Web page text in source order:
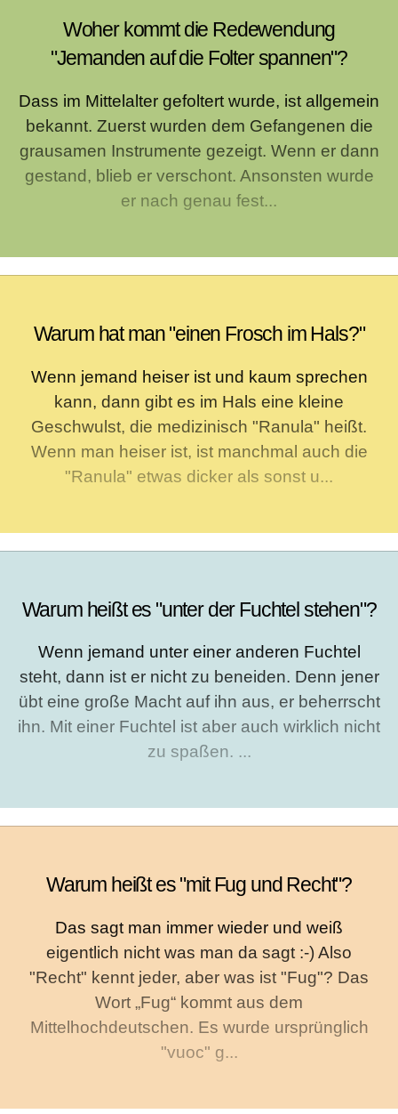
Woher kommt die Redewendung
"Jemanden auf die Folter spannen"?
Dass im Mittelalter gefoltert wurde, ist allgemein
bekannt. Zuerst wurden dem Gefangenen die
grausamen Instrumente gezeigt. Wenn er dann
gestand, blieb er verschont. Ansonsten wurde
er nach genau fest...
Warum hat man "einen Frosch im Hals?"
Wenn jemand heiser ist und kaum sprechen
kann, dann gibt es im Hals eine kleine
Geschwulst, die medizinisch "Ranula" heißt.
Wenn man heiser ist, ist manchmal auch die
"Ranula" etwas dicker als sonst u...
Warum heißt es "unter der Fuchtel stehen"?
Wenn jemand unter einer anderen Fuchtel
steht, dann ist er nicht zu beneiden. Denn jener
übt eine große Macht auf ihn aus, er beherrscht
ihn. Mit einer Fuchtel ist aber auch wirklich nicht
zu spaßen. ...
Warum heißt es "mit Fug und Recht"?
Das sagt man immer wieder und weiß
eigentlich nicht was man da sagt :-) Also
"Recht" kennt jeder, aber was ist "Fug"? Das
Wort „Fug“ kommt aus dem
Mittelhochdeutschen. Es wurde ursprünglich
"vuoc" g...